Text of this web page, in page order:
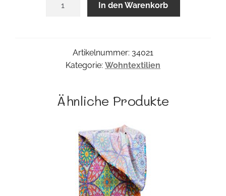
In den Warenkorb
Artikelnummer: 34021
Kategorie: Wohntextilien
Ähnliche Produkte